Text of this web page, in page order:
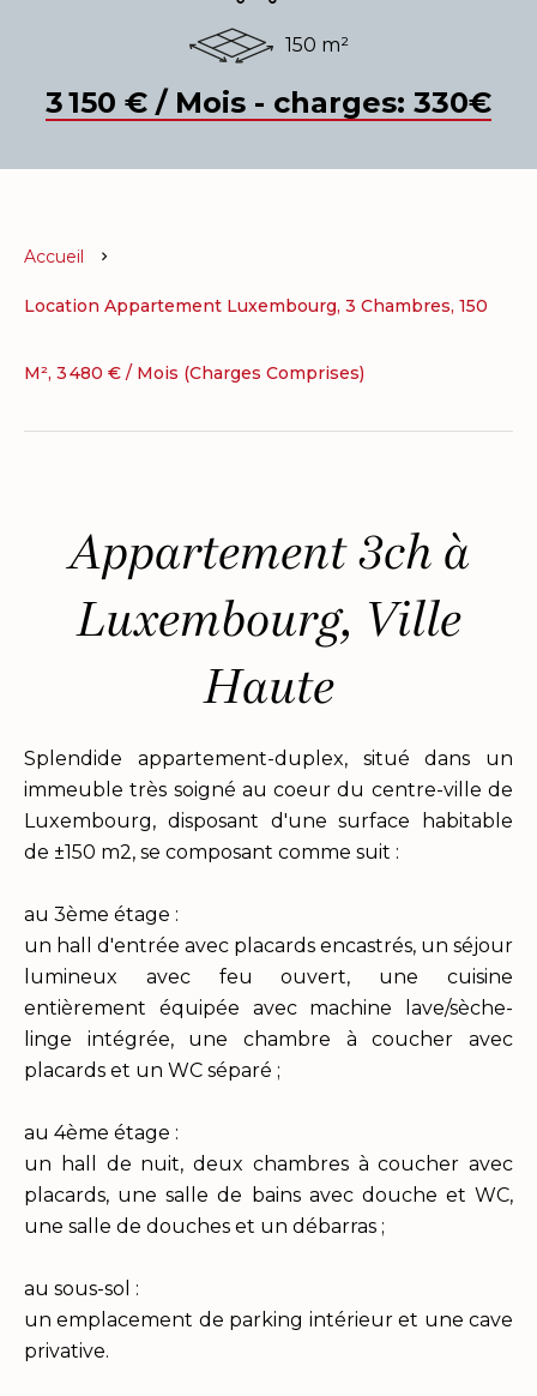
150 m²
3 150 € / Mois - charges: 330€
Accueil
Location Appartement Luxembourg, 3 Chambres, 150
M², 3 480 € / Mois (Charges Comprises)
Appartement 3ch à
Luxembourg, Ville
Haute
Splendide appartement-duplex, situé dans un
immeuble très soigné au coeur du centre-ville de
Luxembourg, disposant d'une surface habitable
de ±150 m2, se composant comme suit :
au 3ème étage :
un hall d'entrée avec placards encastrés, un séjour
lumineux avec feu ouvert, une cuisine
entièrement équipée avec machine lave/sèche-
linge intégrée, une chambre à coucher avec
placards et un WC séparé ;
au 4ème étage :
un hall de nuit, deux chambres à coucher avec
placards, une salle de bains avec douche et WC,
une salle de douches et un débarras ;
au sous-sol :
un emplacement de parking intérieur et une cave
privative.